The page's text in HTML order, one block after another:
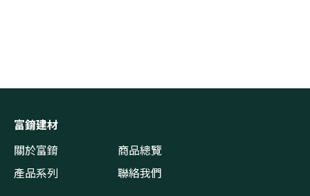
富錥建材
關於富錥
商品總覽
產品系列
聯絡我們